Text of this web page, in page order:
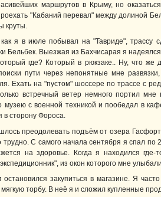
маршрутов в Крыму, но
"Кабаний перевал" между долиной
круты.
я в июле побывал на "Тавриде", трассу
Бельбек. Выезжая из Бахчисарая я
где? Который в рюкзаке.. Ну, что же
пути через непонятные мне
Ехать на "пустом" шоссере по трассе с
встречный ветер немного портил
музею с военной техникой и пообедал в
в сторону Фороса.
преодолевать подъём от озера
трудно. С самого начала сентября я спал по
на здоровье. Когда я находился
из окон которого мне
закупиться в магазине. Я
торбу. В неё я и сложил купленные